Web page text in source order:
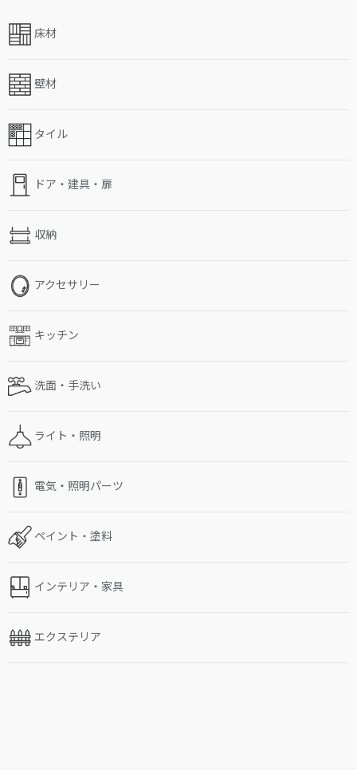
床材
壁材
タイル
ドア・建具・扉
収納
アクセサリー
キッチン
洗面・手洗い
ライト・照明
電気・照明パーツ
ペイント・塗料
インテリア・家具
エクステリア